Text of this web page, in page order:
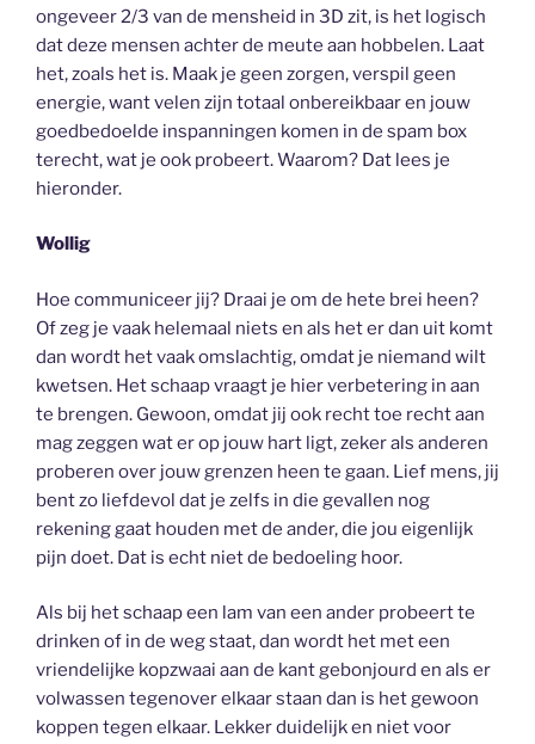
ongeveer 2/3 van de mensheid in 3D zit, is het logisch
dat deze mensen achter de meute aan hobbelen. Laat
het, zoals het is. Maak je geen zorgen, verspil geen
energie, want velen zijn totaal onbereikbaar en jouw
goedbedoelde inspanningen komen in de spam box
terecht, wat je ook probeert. Waarom? Dat lees je
hieronder.
Wollig
Hoe communiceer jij? Draai je om de hete brei heen?
Of zeg je vaak helemaal niets en als het er dan uit komt
dan wordt het vaak omslachtig, omdat je niemand wilt
kwetsen. Het schaap vraagt je hier verbetering in aan
te brengen. Gewoon, omdat jij ook recht toe recht aan
mag zeggen wat er op jouw hart ligt, zeker als anderen
proberen over jouw grenzen heen te gaan. Lief mens, jij
bent zo liefdevol dat je zelfs in die gevallen nog
rekening gaat houden met de ander, die jou eigenlijk
pijn doet. Dat is echt niet de bedoeling hoor.
Als bij het schaap een lam van een ander probeert te
drinken of in de weg staat, dan wordt het met een
vriendelijke kopzwaai aan de kant gebonjourd en als er
volwassen tegenover elkaar staan dan is het gewoon
koppen tegen elkaar. Lekker duidelijk en niet voor